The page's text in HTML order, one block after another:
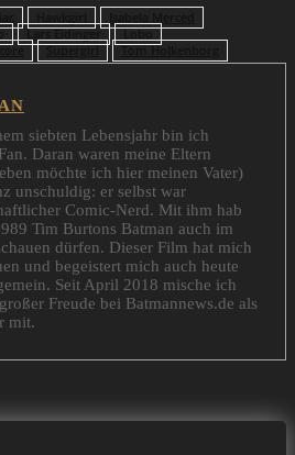
Lars Eidinger
Lobo
Supergirl Tom Holkenborg
siebten Lebensjahr bin ich
Daran waren meine Eltern
möchte ich hier meinen Vater)
unschuldig: er selbst war
Comic-Nerd. Mit ihm hab
Tim Burtons Batman auch im
dürfen. Dieser Film hat mich
und begeistert mich auch heute
Seit April 2018 mische ich
Freude bei Batmannews.de als
mit.